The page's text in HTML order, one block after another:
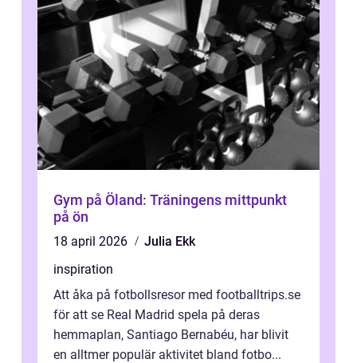
Gym på Öland: Träningens mittpunkt
på ön
18 april 2026
Julia Ekk
inspiration
Att åka på fotbollsresor med footballtrips.se
för att se Real Madrid spela på deras
hemmaplan, Santiago Bernabéu, har blivit
en alltmer populär aktivitet bland fotbo...